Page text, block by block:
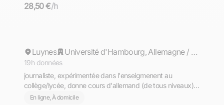
28,50 €/h
Répond rapidement
Luynes Université d'Hambourg, Allemagne / Université Michel de Montaigne Bordeaux III
19h données
journaliste, expérimentée dans l'enseigmenent au
collège/lycée, donne cours d'allemand (de tous niveaux) à
Tours et en ligne; langue maternelle: l'allemand.
En ligne, À domicile